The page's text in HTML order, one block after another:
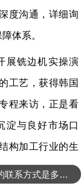
度沟通，详细询
体系。
展铣边机实操演
工艺，获得韩国
程来访，正是看
淀与良好市场口
构加工行业的生